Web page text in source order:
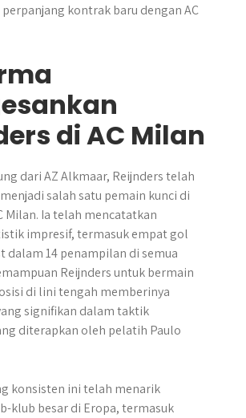
kontrak baru dengan AC
di AC Milan
dari AZ Alkmaar, Reijnders telah
salah satu pemain kunci di
Milan. Ia telah mencatatkan
impresif, termasuk empat gol
dalam 14 penampilan di semua
Reijnders untuk bermain
di lini tengah memberinya
signifikan dalam taktik
diterapkan oleh pelatih Paulo
konsisten ini telah menarik
klub besar di Eropa, termasuk